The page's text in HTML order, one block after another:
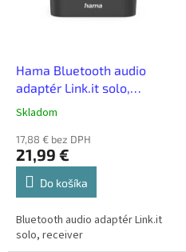
Hama Bluetooth audio
adaptér Link.it solo,
receiver
Skladom
17,88 € bez DPH
21,99 €
Do košíka
Bluetooth audio adaptér Link.it
solo, receiver